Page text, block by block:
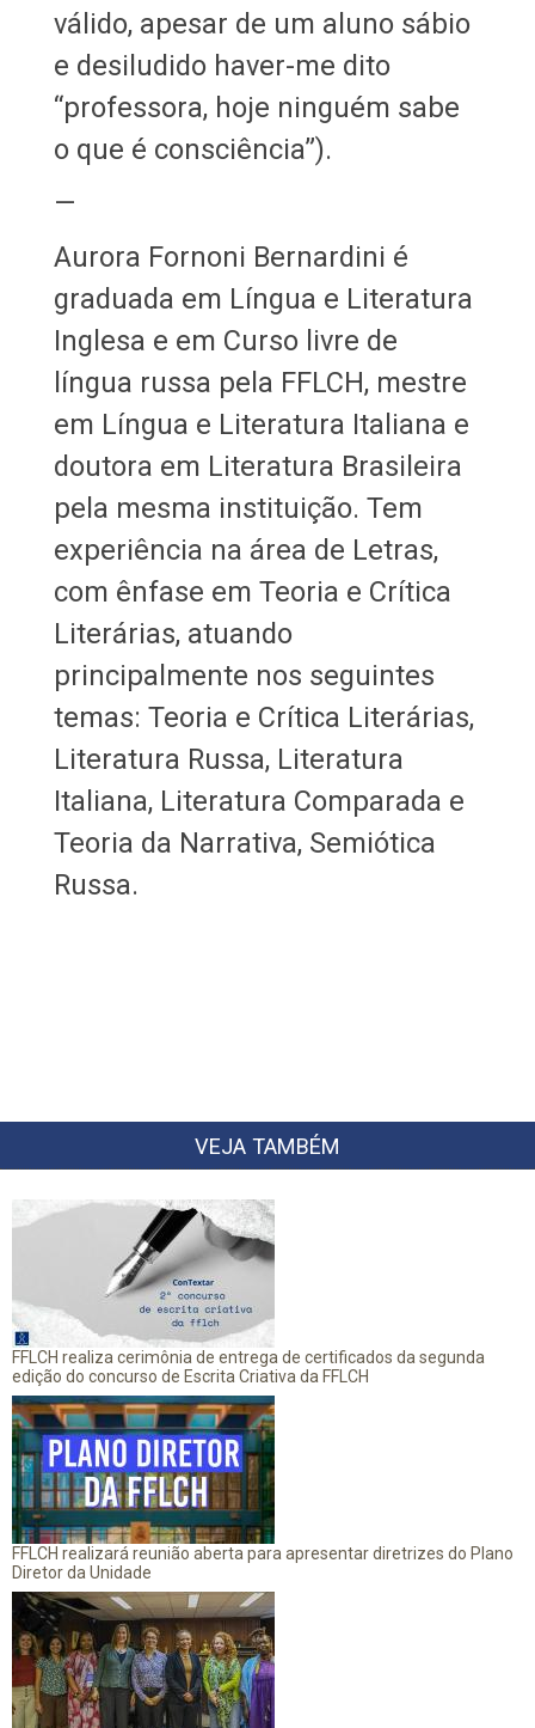
válido, apesar de um aluno sábio
e desiludido haver-me dito
“professora, hoje ninguém sabe
o que é consciência”).
—
Aurora Fornoni Bernardini é
graduada em Língua e Literatura
Inglesa e em Curso livre de
língua russa pela FFLCH, mestre
em Língua e Literatura Italiana e
doutora em Literatura Brasileira
pela mesma instituição. Tem
experiência na área de Letras,
com ênfase em Teoria e Crítica
Literárias, atuando
principalmente nos seguintes
temas: Teoria e Crítica Literárias,
Literatura Russa, Literatura
Italiana, Literatura Comparada e
Teoria da Narrativa, Semiótica
Russa.
VEJA TAMBÉM
FFLCH realiza cerimônia de entrega de certificados da segunda
edição do concurso de Escrita Criativa da FFLCH
FFLCH realizará reunião aberta para apresentar diretrizes do Plano
Diretor da Unidade